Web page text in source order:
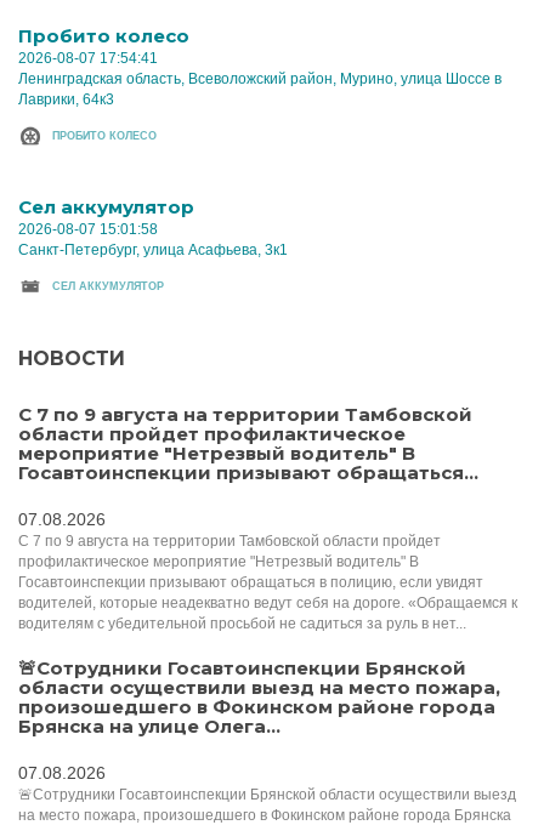
Пробито колесо
2026-08-07 17:54:41
Ленинградская область, Всеволожский район, Мурино, улица Шоссе в
Лаврики, 64к3
ПРОБИТО КОЛЕСО
Cел аккумулятор
2026-08-07 15:01:58
Санкт-Петербург, улица Асафьева, 3к1
CЕЛ АККУМУЛЯТОР
НОВОСТИ
С 7 по 9 августа на территории Тамбовской
области пройдет профилактическое
мероприятие "Нетрезвый водитель" В
Госавтоинспекции призывают обращаться...
07.08.2026
С 7 по 9 августа на территории Тамбовской области пройдет
профилактическое мероприятие "Нетрезвый водитель" В
Госавтоинспекции призывают обращаться в полицию, если увидят
водителей, которые неадекватно ведут себя на дороге. «Обращаемся к
водителям с убедительной просьбой не садиться за руль в нет...
🚨Сотрудники Госавтоинспекции Брянской
области осуществили выезд на место пожара,
произошедшего в Фокинском районе города
Брянска на улице Олега...
07.08.2026
🚨Сотрудники Госавтоинспекции Брянской области осуществили выезд
на место пожара, произошедшего в Фокинском районе города Брянска